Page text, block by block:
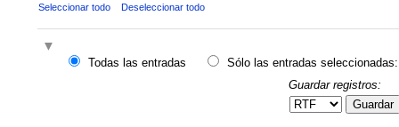
Seleccionar todo Deseleccionar todo
Todas las entradas
Sólo las entradas seleccionadas:
Guardar registros:
Guardar